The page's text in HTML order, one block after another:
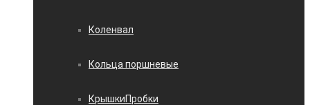
Коленвал
Кольца поршневые
КрышкиПробки